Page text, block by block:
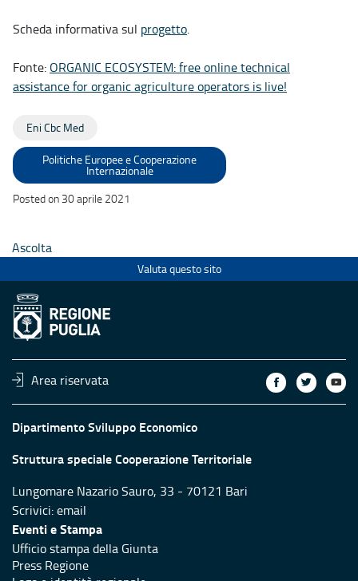
Scheda informativa sul progetto.
Fonte: ORGANIC ECOSYSTEM: free online technical
assistance for organic agriculture operators is live!
Eni Cbc Med
Politiche Europee e Cooperazione
Internazionale
Posted on 30 aprile 2021
Ascolta
Valuta questo sito
Area riservata
Dipartimento Sviluppo Economico
Struttura speciale Cooperazione Territoriale
Lungomare Nazario Sauro, 33 - 70121 Bari
Scrivici:email
Eventi e Stampa
Ufficio stampa della Giunta
Press Regione